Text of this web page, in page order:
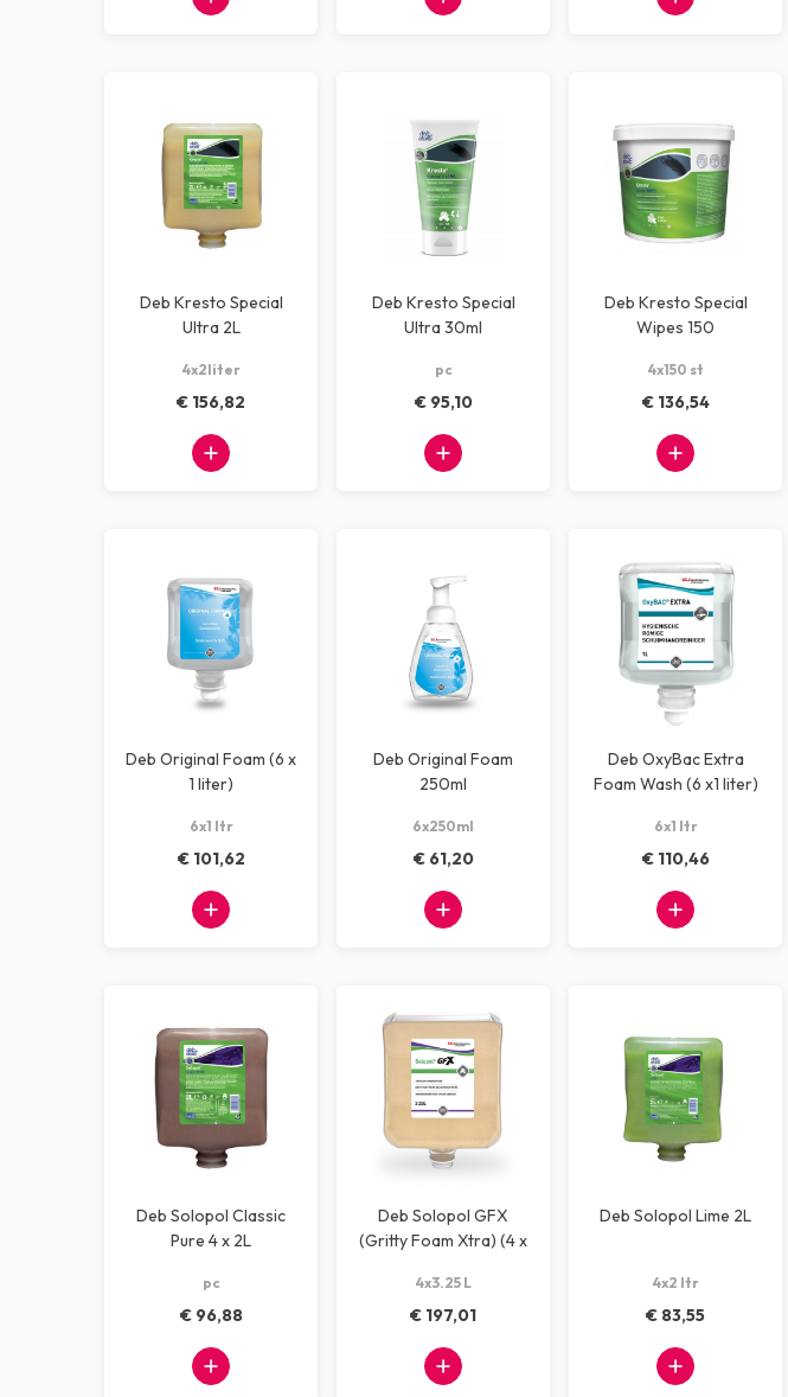
Deb Kresto Special
Ultra 2L
4x2liter
€ 156,82
Deb Kresto Special
Ultra 30ml
pc
€ 95,10
Deb Kresto Special
Wipes 150
4x150 st
€ 136,54
Deb Original Foam (6 x
1 liter)
6x1 ltr
€ 101,62
Deb Original Foam
250ml
6x250ml
€ 61,20
Deb OxyBac Extra
Foam Wash (6 x1 liter)
6x1 ltr
€ 110,46
Deb Solopol Classic
Pure 4 x 2L
pc
€ 96,88
Deb Solopol GFX
(Gritty Foam Xtra) (4 x
4x3.25 L
€ 197,01
Deb Solopol Lime 2L
4x2 ltr
€ 83,55